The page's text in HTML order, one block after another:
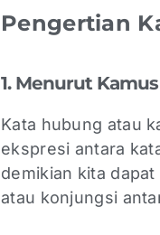
Pengertian
1. Menurut
Kata hubung atau
ekspresi antara
demikian kita
atau konjungsi